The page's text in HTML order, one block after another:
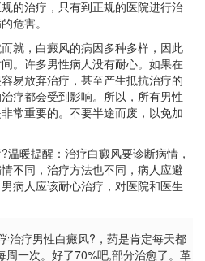
的治疗，只有到正规的医院进行治
危害。
，白癜风的病因多种多样，因此
。许多男性病人没有耐心。如果在
易放弃治疗，甚至产生抵抗治疗的
疗都会受到影响。所以，所有男性
常重要的。不要半途而废，以免加
暖提醒：治疗白癜风要诊断病情，
不同，治疗方法也不同，病人应避
病人应该耐心治疗，对医院和医生
治疗男性白癜风? ，药是肯定每天都
周一次。好了70%吧,部分治愈了。革